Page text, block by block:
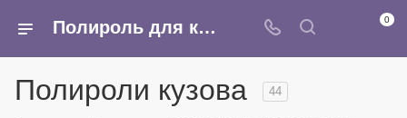
Полироль для кузова, купить полироль для салона, пластика, кузова автомобиля в интернет-магазине Армина 0
Полироли кузова 44